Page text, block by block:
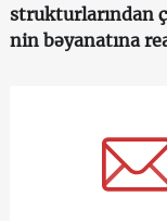
strukturlarından
nin bəyanatına